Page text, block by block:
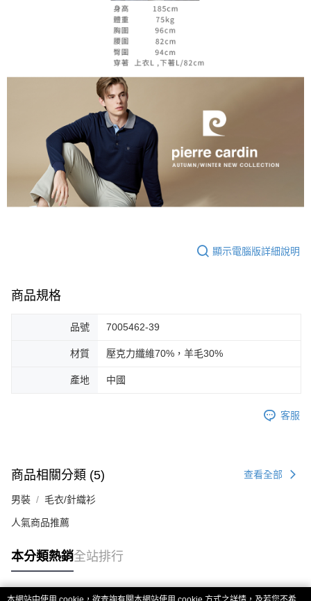
顯示電腦版詳細說明
商品規格
品號 7005462-39
材質 壓克力纖維70%，羊毛30%
產地 中國
客服
商品相關分類 (5) 查看全部
男裝 毛衣/針織衫
人氣商品推薦
本分類熱銷全站排行